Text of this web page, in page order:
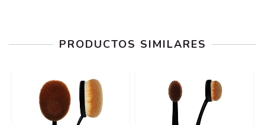
PRODUCTOS SIMILARES